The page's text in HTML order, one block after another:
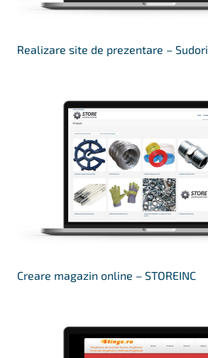
Realizare site de prezentare – Sudori
Creare magazin online – STOREINC